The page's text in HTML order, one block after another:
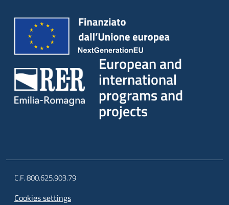
European and
international
programs and
projects
C.F. 800.625.903.79
Cookies settings